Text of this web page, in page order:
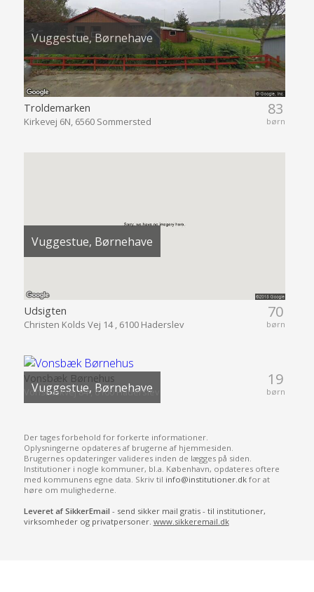
Vuggestue, Børnehave
83
børn
Troldemarken
Kirkevej 6N, 6560 Sommersted
Vuggestue, Børnehave
70
børn
Udsigten
Christen Kolds Vej 14 , 6100 Haderslev
Vuggestue, Børnehave 19
børn
Vonsbæk Børnehus
Vonsbækvej 84 , 6100 Haderslev
Der tages forbehold for forkerte informationer.
Oplysningerne opdateres af brugerne af hjemmesiden.
Brugernes opdateringer valideres inden de lægges på siden.
Institutioner i nogle kommuner, bl.a. København, opdateres oftere
med kommunens egne data. Skriv til info@institutioner.dkfor at
høre om mulighederne.
Leveret af SikkerEmail - send sikker mail gratis - til institutioner,
virksomheder og privatpersoner. www.sikkeremail.dk